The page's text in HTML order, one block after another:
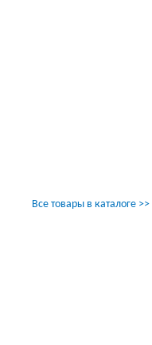
Все товары в каталоге >>